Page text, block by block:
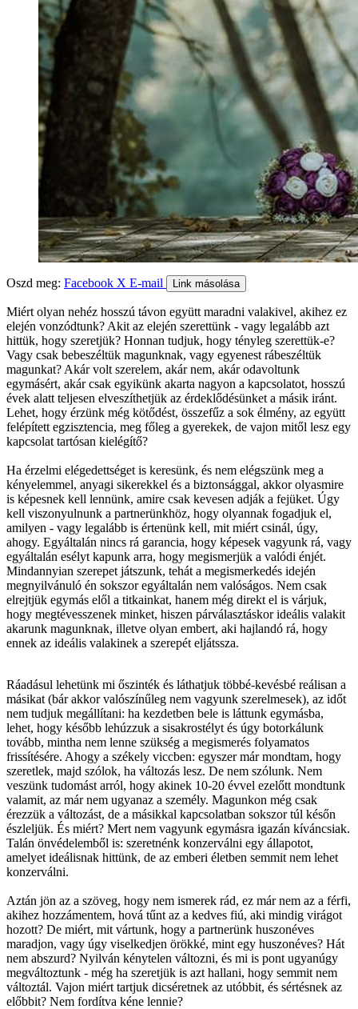
Oszd meg: Facebook X E-mail Link másolása
Miért olyan nehéz hosszú távon együtt maradni valakivel, akihez ez
elején vonzódtunk? Akit az elején szerettünk - vagy legalább azt
hittük, hogy szeretjük? Honnan tudjuk, hogy tényleg szerettük-e?
Vagy csak bebeszéltük magunknak, vagy egyenest rábeszéltük
magunkat? Akár volt szerelem, akár nem, akár odavoltunk
egymásért, akár csak egyikünk akarta nagyon a kapcsolatot, hosszú
évek alatt teljesen elveszíthetjük az érdeklődésünket a másik iránt.
Lehet, hogy érzünk még kötődést, összefűz a sok élmény, az együtt
felépített egzisztencia, meg főleg a gyerekek, de vajon mitől lesz egy
kapcsolat tartósan kielégítő?
Ha érzelmi elégedettséget is keresünk, és nem elégszünk meg a
kényelemmel, anyagi sikerekkel és a biztonsággal, akkor olyasmire
is képesnek kell lennünk, amire csak kevesen adják a fejüket. Úgy
kell viszonyulnunk a partnerünkhöz, hogy olyannak fogadjuk el,
amilyen - vagy legalább is értenünk kell, mit miért csinál, úgy,
ahogy. Egyáltalán nincs rá garancia, hogy képesek vagyunk rá, vagy
egyáltalán esélyt kapunk arra, hogy megismerjük a valódi énjét.
Mindannyian szerepet játszunk, tehát a megismerkedés idején
megnyilvánuló én sokszor egyáltalán nem valóságos. Nem csak
elrejtjük egymás elől a titkainkat, hanem még direkt el is várjuk,
hogy megtévesszenek minket, hiszen párválasztáskor ideális valakit
akarunk magunknak, illetve olyan embert, aki hajlandó rá, hogy
ennek az ideális valakinek a szerepét eljátssza.
Ráadásul lehetünk mi őszinték és láthatjuk többé-kevésbé reálisan a
másikat (bár akkor valószínűleg nem vagyunk szerelmesek), az időt
nem tudjuk megállítani: ha kezdetben bele is láttunk egymásba,
lehet, hogy később lehúzzuk a sisakrostélyt és úgy botorkálunk
tovább, mintha nem lenne szükség a megismerés folyamatos
frissítésére. Ahogy a székely viccben: egyszer már mondtam, hogy
szeretlek, majd szólok, ha változás lesz. De nem szólunk. Nem
veszünk tudomást arról, hogy akinek 10-20 évvel ezelőtt mondtunk
valamit, az már nem ugyanaz a személy. Magunkon még csak
érezzük a változást, de a másikkal kapcsolatban sokszor túl későn
észleljük. És miért? Mert nem vagyunk egymásra igazán kíváncsiak.
Talán önvédelemből is: szeretnénk konzerválni egy állapotot,
amelyet ideálisnak hittünk, de az emberi életben semmit nem lehet
konzerválni.
Aztán jön az a szöveg, hogy nem ismerek rád, ez már nem az a férfi,
akihez hozzámentem, hová tűnt az a kedves fiú, aki mindig virágot
hozott? De miért, mit vártunk, hogy a partnerünk huszonéves
maradjon, vagy úgy viselkedjen örökké, mint egy huszonéves? Hát
nem abszurd? Nyilván kénytelen változni, és mi is pont ugyanúgy
megváltoztunk - még ha szeretjük is azt hallani, hogy semmit nem
változtál. Vajon miért tartjuk dicséretnek az utóbbit, és sértésnek az
előbbit? Nem fordítva kéne lennie?